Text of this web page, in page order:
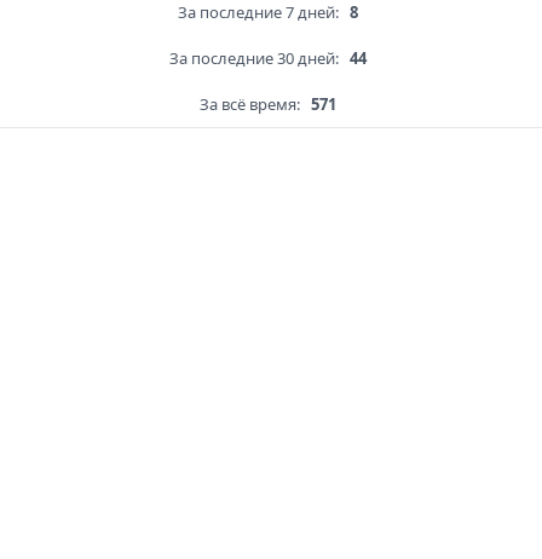
За последние 7 дней: 8
За последние 30 дней: 44
За всё время: 571